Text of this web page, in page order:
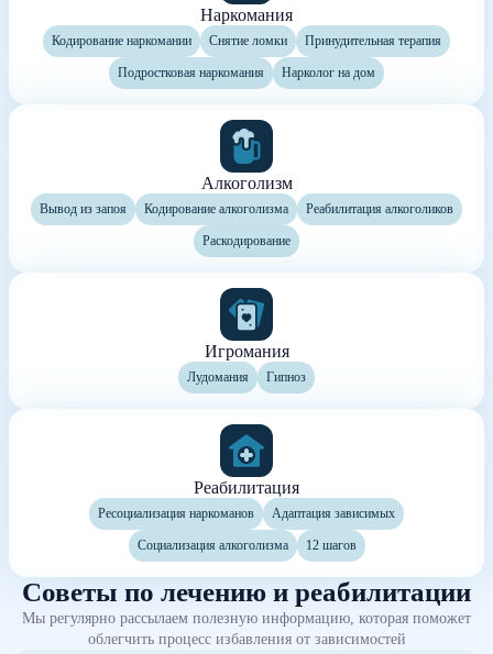
Наркомания
Кодирование наркомании Снятие ломки Принудительная терапия
Подростковая наркомания Нарколог на дом
Алкоголизм
Вывод из запоя Кодирование алкоголизма Реабилитация алкоголиков
Раскодирование
Игромания
Лудомания Гипноз
Реабилитация
Ресоциализация наркоманов Адаптация зависимых
Социализация алкоголизма 12 шагов
Советы по лечению и реабилитации
Мы регулярно рассылаем полезную информацию, которая поможет
облегчить процесс избавления от зависимостей